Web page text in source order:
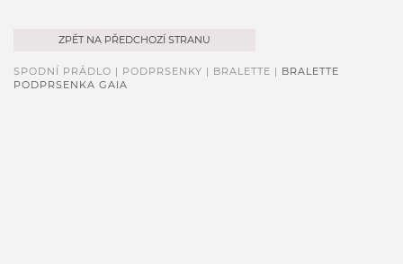
ZPĚT NA PŘEDCHOZÍ STRANU
SPODNÍ PRÁDLO | PODPRSENKY | BRALETTE | BRALETTE
PODPRSENKA GAIA